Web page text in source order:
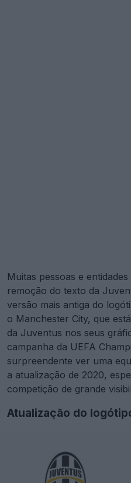
Muitas pessoas e
remoção do texto da
versão mais antiga do
o Manchester City, que
da Juventus nos seus
campanha da UEFA
surpreendente ver uma
a atualização de 2020,
competição de grande
Atualização do